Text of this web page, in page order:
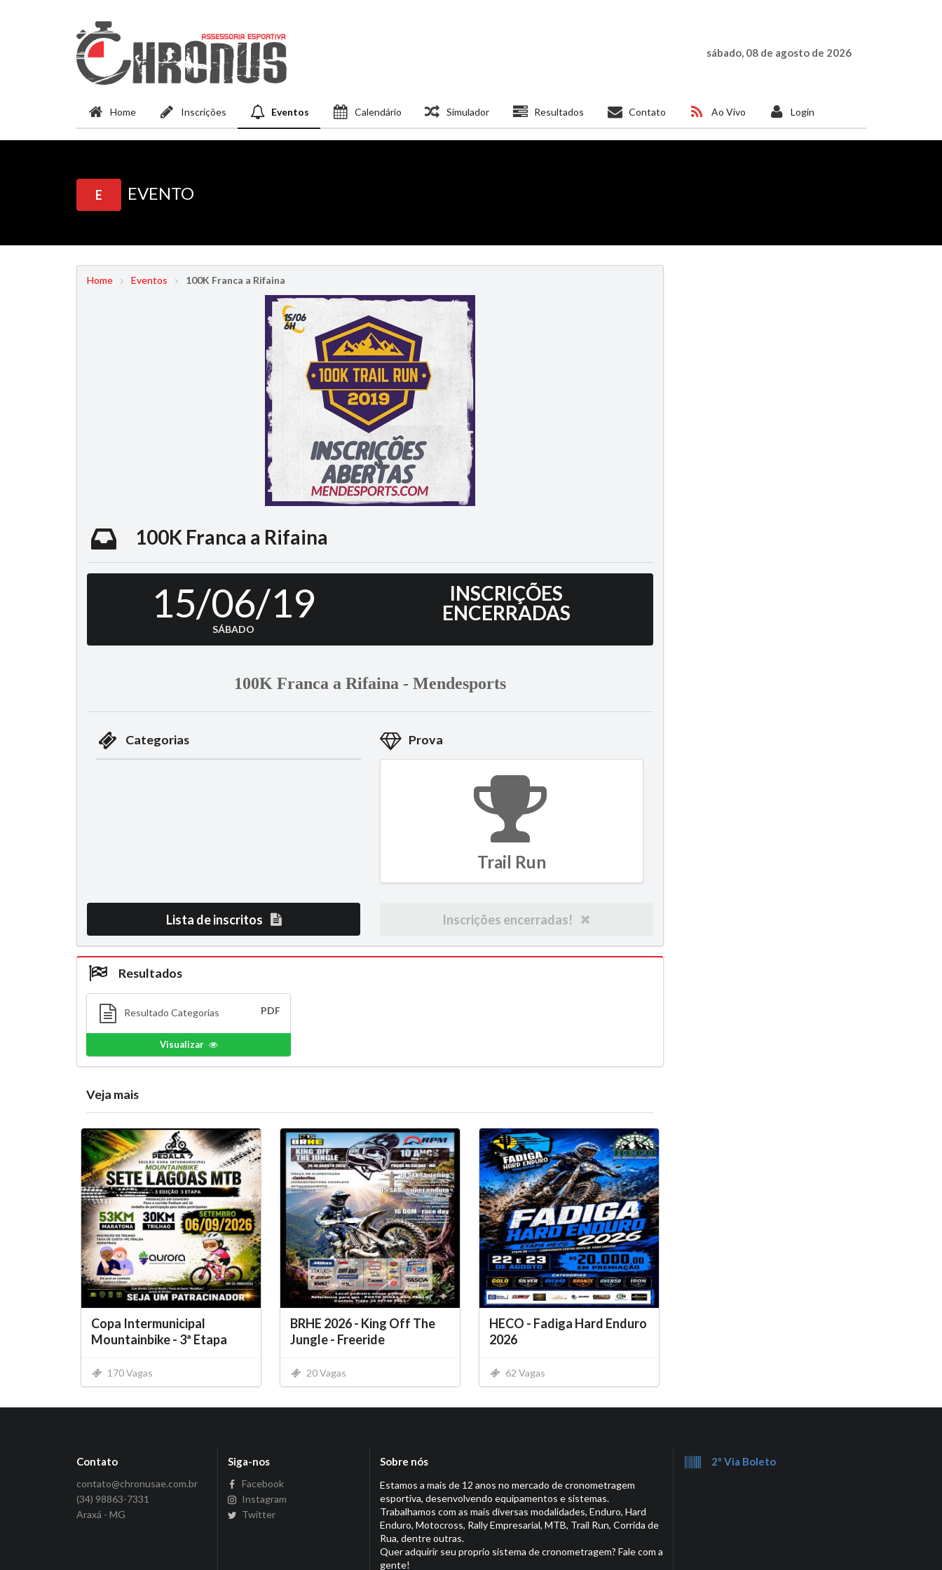
sábado, 08 de agosto de 2026
Home Inscrições Eventos Calendário Simulador Resultados Contato Ao Vivo Login
E EVENTO
Home Eventos 100K Franca a Rifaina
100K Franca a Rifaina
15/06/19
SÁBADO
INSCRIÇÕES
ENCERRADAS
100K Franca a Rifaina - Mendesports
Categorias Prova
Trail Run
Lista de inscritos Inscrições encerradas!
Resultados
Resultado Categorias PDF
Visualizar
Veja mais
Copa Intermunicipal
Mountainbike - 3ª Etapa
170 Vagas
BRHE 2026 - King Off The
Jungle - Freeride
20 Vagas
HECO - Fadiga Hard Enduro
2026
62 Vagas
Contato
contato@chronusae.com.br
(34) 98863-7331
Araxá - MG
Siga-nos
Facebook
Instagram
Twitter
Sobre nós
Estamos a mais de 12 anos no mercado de cronometragem
esportiva, desenvolvendo equipamentos e sistemas.
Trabalhamos com as mais diversas modalidades, Enduro, Hard
Enduro, Motocross, Rally Empresarial, MTB, Trail Run, Corrida de
Rua, dentre outras.
Quer adquirir seu proprio sistema de cronometragem? Fale com a
gente!
2º Via Boleto